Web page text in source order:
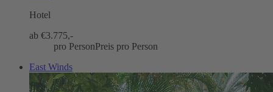
Hotel
ab €3.775,-
pro PersonPreis pro Person
East Winds